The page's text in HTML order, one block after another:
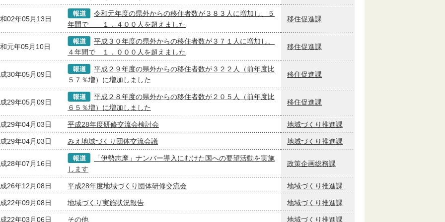
02年05月13日
令和元年度の県外からの移住者数が３８３人に増加し、５
年間で １，４００人を超えました
移住促進課
元年05月10日
平成３０年度の県外からの移住者数が３７１人に増加し、
４年間で １，０００人を超えました
移住促進課
30年05月09日
平成２９年度の県外からの移住者数が３２２人（前年度比
５７％増）に増加しました
移住促進課
29年05月09日
平成２８年度の県外からの移住者数が２０５人（前年度比
６５％増）に増加しました
移住促進課
29年04月03日 平成28年度研修交流会検討会 地域づくり推進課
29年04月03日 みえ地域づくり団体交流会議 地域づくり推進課
28年07月16日
「伊勢志摩」ナンバー導入にむけた国への要望活動を実施
します
政策企画総務課
26年12月08日 平成28年度地域づくり団体研修交流会 地域づくり推進課
22年09月08日 地域づくり実施状況報告 地域づくり推進課
22年03月06日 その他 地域づくり推進課